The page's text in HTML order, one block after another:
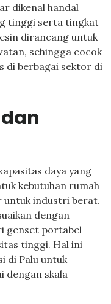
dikenal handal
tinggi serta tingkat
dirancang untuk
sehingga cocok
di berbagai sektor di
daya yang
kebutuhan rumah
untuk industri berat.
dengan
genset portabel
tinggi. Hal ini
di Palu untuk
dengan skala